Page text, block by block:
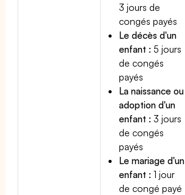
3 jours de
congés payés
Le décès d'un
enfant : 5 jours
de congés
payés
La naissance ou
adoption d'un
enfant : 3 jours
de congés
payés
Le mariage d'un
enfant : 1 jour
de congé payé